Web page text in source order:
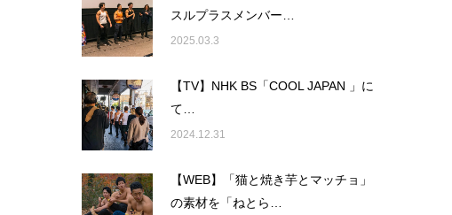
スルプラスメンバー…
2025.03.3
【TV】NHK BS「COOL JAPAN 」に
て…
2024.12.31
【WEB】「猫と焼き芋とマッチョ」
の素材を「ねとら…